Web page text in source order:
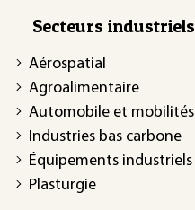
Secteurs industriels
Aérospatial
Agroalimentaire
Automobile et mobilités
Industries bas carbone
Équipements industriels
Plasturgie